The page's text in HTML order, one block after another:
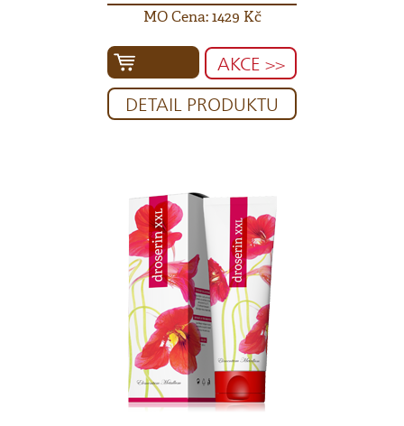
MO Cena: 1429 Kč
AKCE >>
DETAIL PRODUKTU